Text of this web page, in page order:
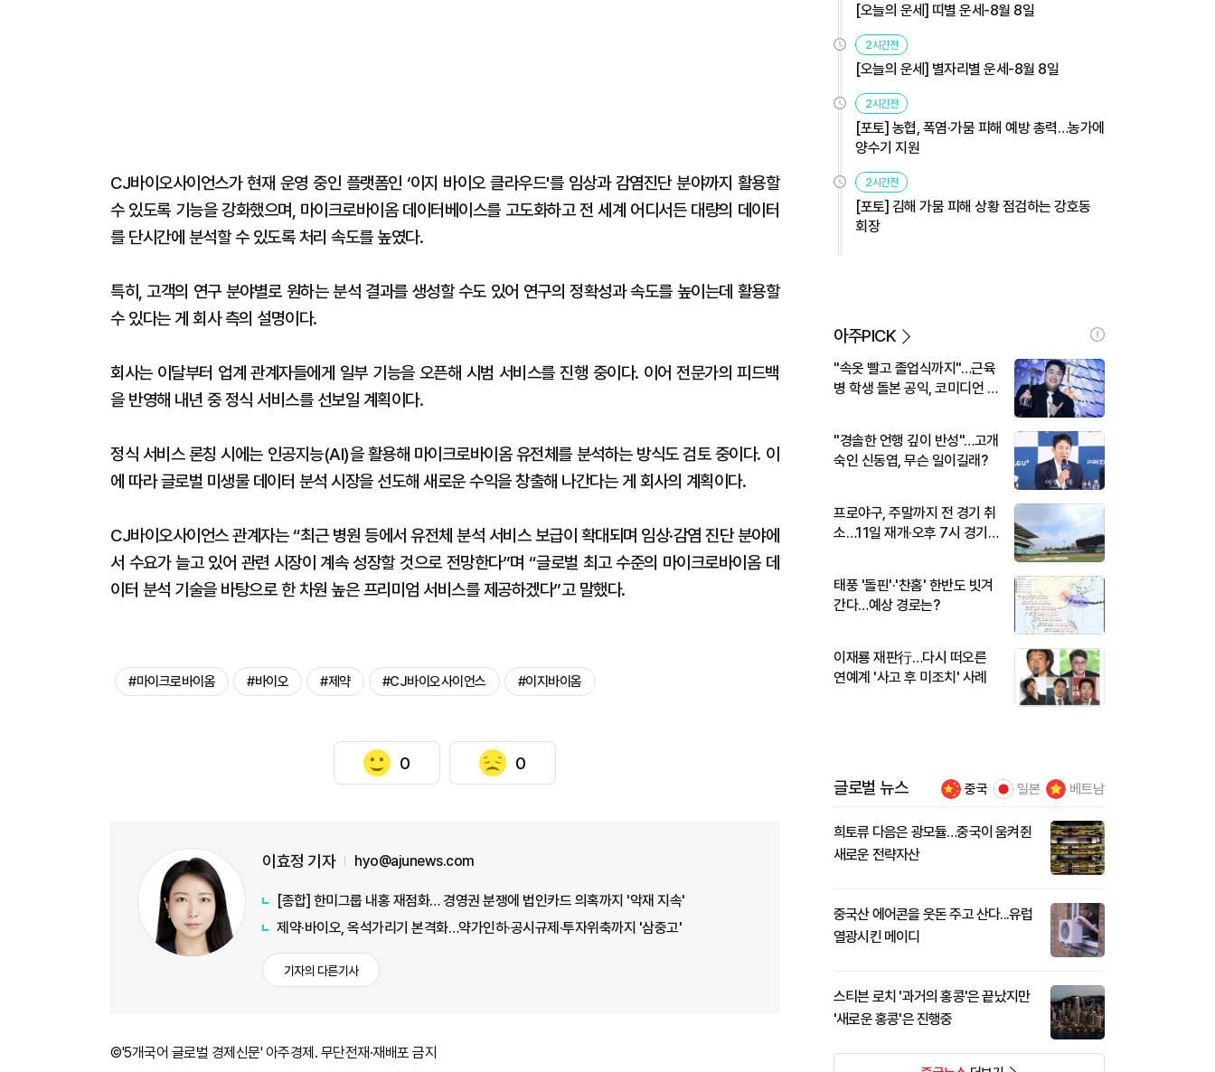
CJ바이오사이언스가 현재 운영 중인 플랫폼인 ‘이지 바이오 클라우드'를 임상과 감염진단 분야까지 활용할
수 있도록 기능을 강화했으며, 마이크로바이옴 데이터베이스를 고도화하고 전 세계 어디서든 대량의 데이터
를 단시간에 분석할 수 있도록 처리 속도를 높였다.
특히, 고객의 연구 분야별로 원하는 분석 결과를 생성할 수도 있어 연구의 정확성과 속도를 높이는데 활용할
수 있다는 게 회사 측의 설명이다.
회사는 이달부터 업계 관계자들에게 일부 기능을 오픈해 시범 서비스를 진행 중이다. 이어 전문가의 피드백
을 반영해 내년 중 정식 서비스를 선보일 계획이다.
정식 서비스 론칭 시에는 인공지능(AI)을 활용해 마이크로바이옴 유전체를 분석하는 방식도 검토 중이다. 이
에 따라 글로벌 미생물 데이터 분석 시장을 선도해 새로운 수익을 창출해 나간다는 게 회사의 계획이다.
CJ바이오사이언스 관계자는 “최근 병원 등에서 유전체 분석 서비스 보급이 확대되며 임상·감염 진단 분야에
서 수요가 늘고 있어 관련 시장이 계속 성장할 것으로 전망한다”며 “글로벌 최고 수준의 마이크로바이옴 데
이터 분석 기술을 바탕으로 한 차원 높은 프리미엄 서비스를 제공하겠다”고 말했다.
#마이크로바이옴 #바이오 #제약 #CJ바이오사이언스 #이지바이옴
0 0
이효정 기자 hyo@ajunews.com
[종합] 한미그룹 내홍 재점화… 경영권 분쟁에 법인카드 의혹까지 '악재 지속'
제약·바이오, 옥석가리기 본격화…약가인하·공시규제·투자위축까지 '삼중고'
기자의 다른기사
©'5개국어 글로벌 경제신문' 아주경제. 무단전재·재배포 금지
[오늘의 운세] 띠별 운세-8월 8일
2시간전
[오늘의 운세] 별자리별 운세-8월 8일
2시간전
[포토] 농협, 폭염·가뭄 피해 예방 총력…농가에
양수기 지원
2시간전
[포토] 김해 가뭄 피해 상황 점검하는 강호동
회장
아주PICK
"속옷 빨고 졸업식까지"…근육
병 학생 돌본 공익, 코미디언 김
"경솔한 언행 깊이 반성"…고개
숙인 신동엽, 무슨 일이길래?
프로야구, 주말까지 전 경기 취
소…11일 재개·오후 7시 경기
태풍 '돌핀'·'찬홈' 한반도 빗겨
간다…예상 경로는?
이재룡 재판行…다시 떠오른
연예계 '사고 후 미조치' 사례
글로벌 뉴스 중국 일본 베트남
희토류 다음은 광모듈…중국이 움켜쥔
새로운 전략자산
중국산 에어콘을 웃돈 주고 산다...유럽
열광시킨 메이디
스티븐 로치 '과거의 홍콩'은 끝났지만
'새로운 홍콩'은 진행중